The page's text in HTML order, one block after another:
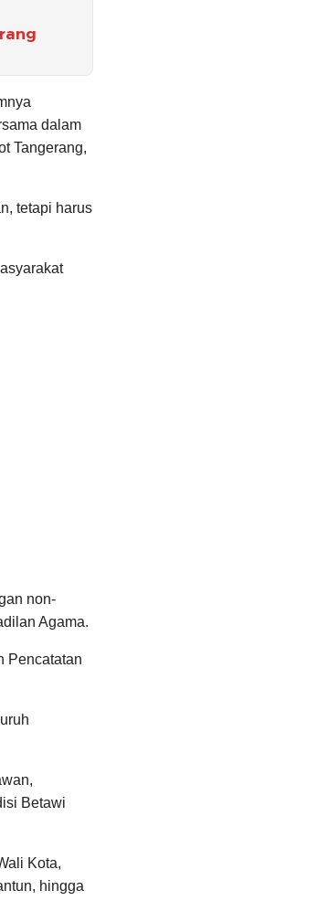
dalam
Tangerang,
tetapi harus
non-
Agama.
Pencatatan
Betawi
Kota,
hingga